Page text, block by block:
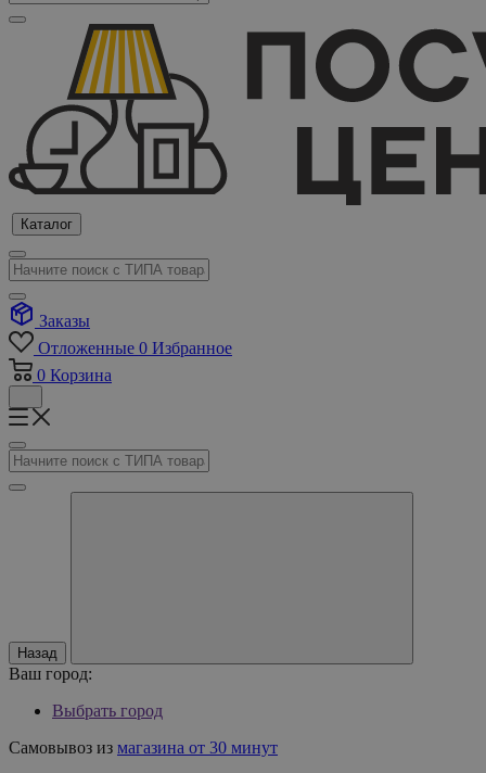
Каталог
Заказы
Отложенные 0 Избранное
0 Корзина
Назад
Ваш город:
Выбрать город
Самовывоз из магазина от 30 минут